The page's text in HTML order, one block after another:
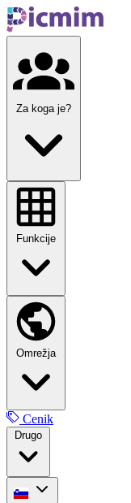
Za koga je?
Funkcije
Omrežja
Cenik
Drugo